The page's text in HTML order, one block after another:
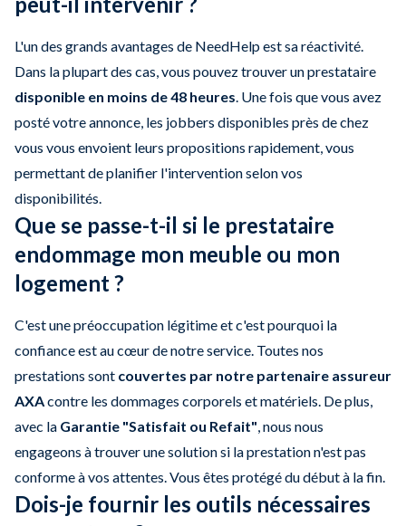
L'un des grands avantages de NeedHelp est sa réactivité.
Dans la plupart des cas, vous pouvez trouver un prestataire
disponible en moins de 48 heures . Une fois que vous avez
posté votre annonce, les jobbers disponibles près de chez
vous vous envoient leurs propositions rapidement, vous
permettant de planifier l'intervention selon vos
disponibilités.
Que se passe-t-il si le prestataire
endommage mon meuble ou mon
logement ?
C'est une préoccupation légitime et c'est pourquoi la
confiance est au cœur de notre service. Toutes nos
prestations sont couvertes par notre partenaire assureur
AXAcontre les dommages corporels et matériels. De plus,
avec la Garantie "Satisfait ou Refait" , nous nous
engageons à trouver une solution si la prestation n'est pas
conforme à vos attentes. Vous êtes protégé du début à la fin.
Dois-je fournir les outils nécessaires